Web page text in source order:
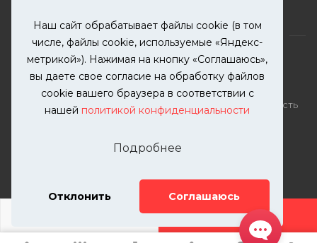
Наш сайт обрабатывает файлы cookie (в том
числе, файлы cookie, используемые «Яндекс-
метрикой»). Нажимая на кнопку «Соглашаюсь»,
вы даете свое согласие на обработку файлов
cookie вашего браузера в соответствии с
нашей политикой конфиденциальности
Подробнее
Отклонить Соглашаюсь
ДОБАВИТЬ УСЛУГУ
2026 © KUTUZOVV | Кузовной ремонт и покраска
автомобилей. Вся информация на сайте – собственность
разрешения запрещена. Все права защищены.
Телефон: 8(499)-302-00-57